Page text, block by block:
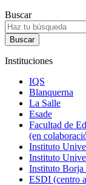
Buscar
Instituciones
IQS
Blanquerna
La Salle
Esade
Facultad de
(en
Instituto
Instituto
Instituto Borja
ESDI (centro